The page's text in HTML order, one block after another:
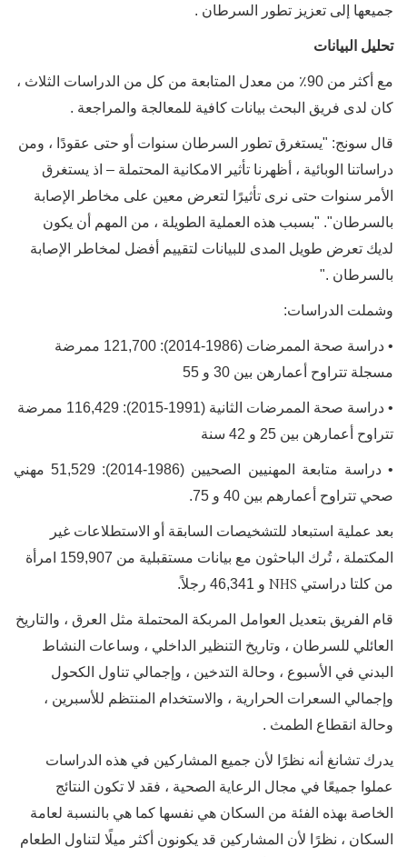
جميعها إلى تعزيز تطور السرطان .
تحليل البيانات
مع أكثر من 90٪ من معدل المتابعة من كل من الدراسات الثلاث ،
كان لدى فريق البحث بيانات كافية للمعالجة والمراجعة .
قال سونج: "يستغرق تطور السرطان سنوات أو حتى عقودًا ، ومن
دراساتنا الوبائية ، أظهرنا تأثير الامكانية المحتملة – اذ يستغرق
الأمر سنوات حتى نرى تأثيرًا لتعرض معين على مخاطر الإصابة
بالسرطان". "بسبب هذه العملية الطويلة ، من المهم أن يكون
لديك تعرض طويل المدى للبيانات لتقييم أفضل لمخاطر الإصابة
بالسرطان ."
وشملت الدراسات:
• دراسة صحة الممرضات (1986-2014): 121,700 ممرضة
مسجلة تتراوح أعمارهن بين 30 و 55
• دراسة صحة الممرضات الثانية (1991-2015): 116,429 ممرضة
تتراوح أعمارهن بين 25 و 42 سنة
• دراسة متابعة المهنيين الصحيين (1986-2014): 51,529 مهني
صحي تتراوح أعمارهم بين 40 و 75.
بعد عملية استبعاد للتشخيصات السابقة أو الاستطلاعات غير
المكتملة ، تُرك الباحثون مع بيانات مستقبلية من 159,907 امرأة
من كلتا دراستي NHS و 46,341 رجلاً.
قام الفريق بتعديل العوامل المربكة المحتملة مثل العرق ، والتاريخ
العائلي للسرطان ، وتاريخ التنظير الداخلي ، وساعات النشاط
البدني في الأسبوع ، وحالة التدخين ، وإجمالي تناول الكحول
وإجمالي السعرات الحرارية ، والاستخدام المنتظم للأسبرين ،
وحالة انقطاع الطمث .
يدرك تشانغ أنه نظرًا لأن جميع المشاركين في هذه الدراسات
عملوا جميعًا في مجال الرعاية الصحية ، فقد لا تكون النتائج
الخاصة بهذه الفئة من السكان هي نفسها كما هي بالنسبة لعامة
السكان ، نظرًا لأن المشاركين قد يكونون أكثر ميلًا لتناول الطعام